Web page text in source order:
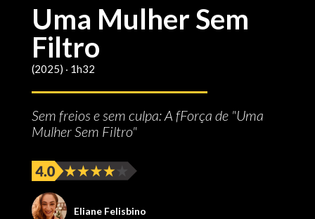
Uma Mulher Sem
Filtro
(2025) ‧ 1h32
Sem freios e sem culpa: A fForça de "Uma
Mulher Sem Filtro"
Eliane Felisbino